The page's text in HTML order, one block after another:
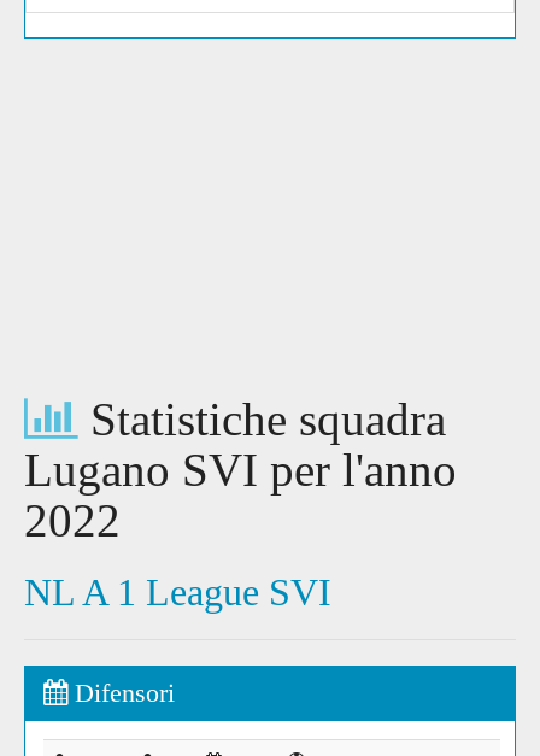
Statistiche squadra
Lugano SVI per l'anno
2022
NL A 1 League SVI
Difensori